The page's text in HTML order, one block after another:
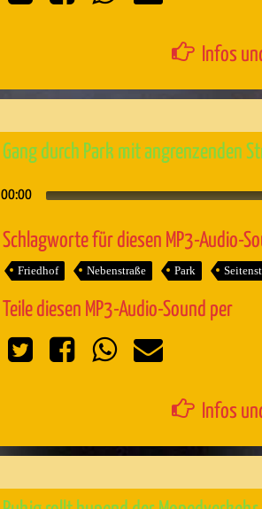
Infos
Gang durch Park mit angrenzenden
00:00
Schlagworte für diesen MP3-Audio-
Friedhof Nebenstraße Park
Teile diesen MP3-Audio-Sound per
Infos